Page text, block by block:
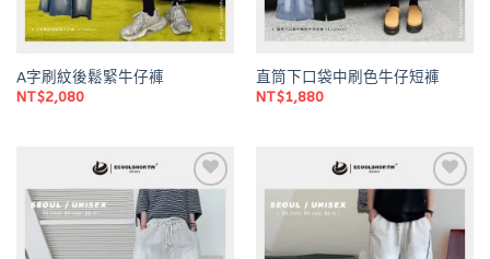
A字刷紋後鬆緊牛仔褲
NT$2,080
直筒下口袋中刷色牛仔短褲
NT$1,880
Add to
wishlist
Add to
wishlist